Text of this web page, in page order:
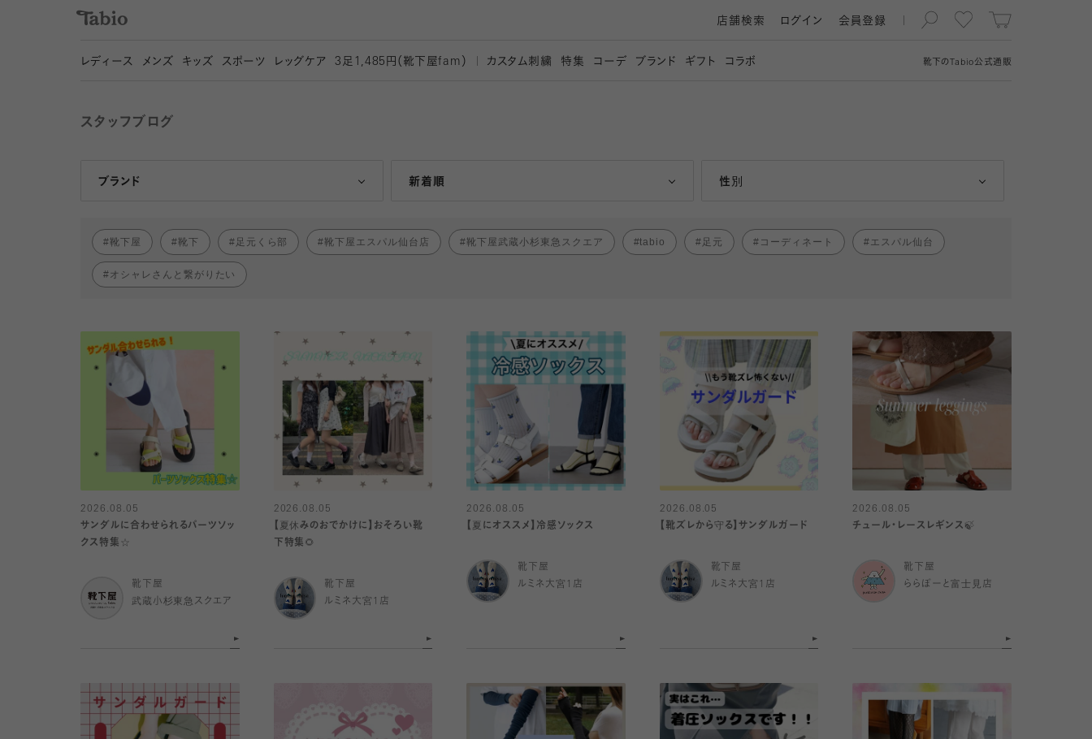
靴下の Tabio公式通販
店舗検索 ログイン 会員登録
レディース メンズ キッズ スポーツ レッグケア 3 足1,485円（靴下屋fam） カスタム刺繍 特集 コーデ ブランド ギフト コラボ
スタッフブログ
ブランド
Tabio 新着順
人気ランキング順 性別
女性
靴下屋 靴下 足元くら部 靴下屋エスパル仙台店 靴下屋武蔵小杉東急スクエア tabio 足元 コーディネート エスパル仙台
オシャレさんと繋がりたい
2026.08.05
サンダルに合わせられるパーツソッ
クス特集☆
靴下屋
武蔵小杉東急スクエア
2026.08.05
【夏休みのおでかけに】おそろい靴
下特集🌻
靴下屋
ルミネ大宮1店
2026.08.05
【夏にオススメ】冷感ソックス
靴下屋
ルミネ大宮1店
2026.08.05
【靴ズレから守る】サンダルガード
靴下屋
ルミネ大宮1店
2026.08.05
チュール・レースレギンス🍃
靴下屋
ららぽーと富士見店